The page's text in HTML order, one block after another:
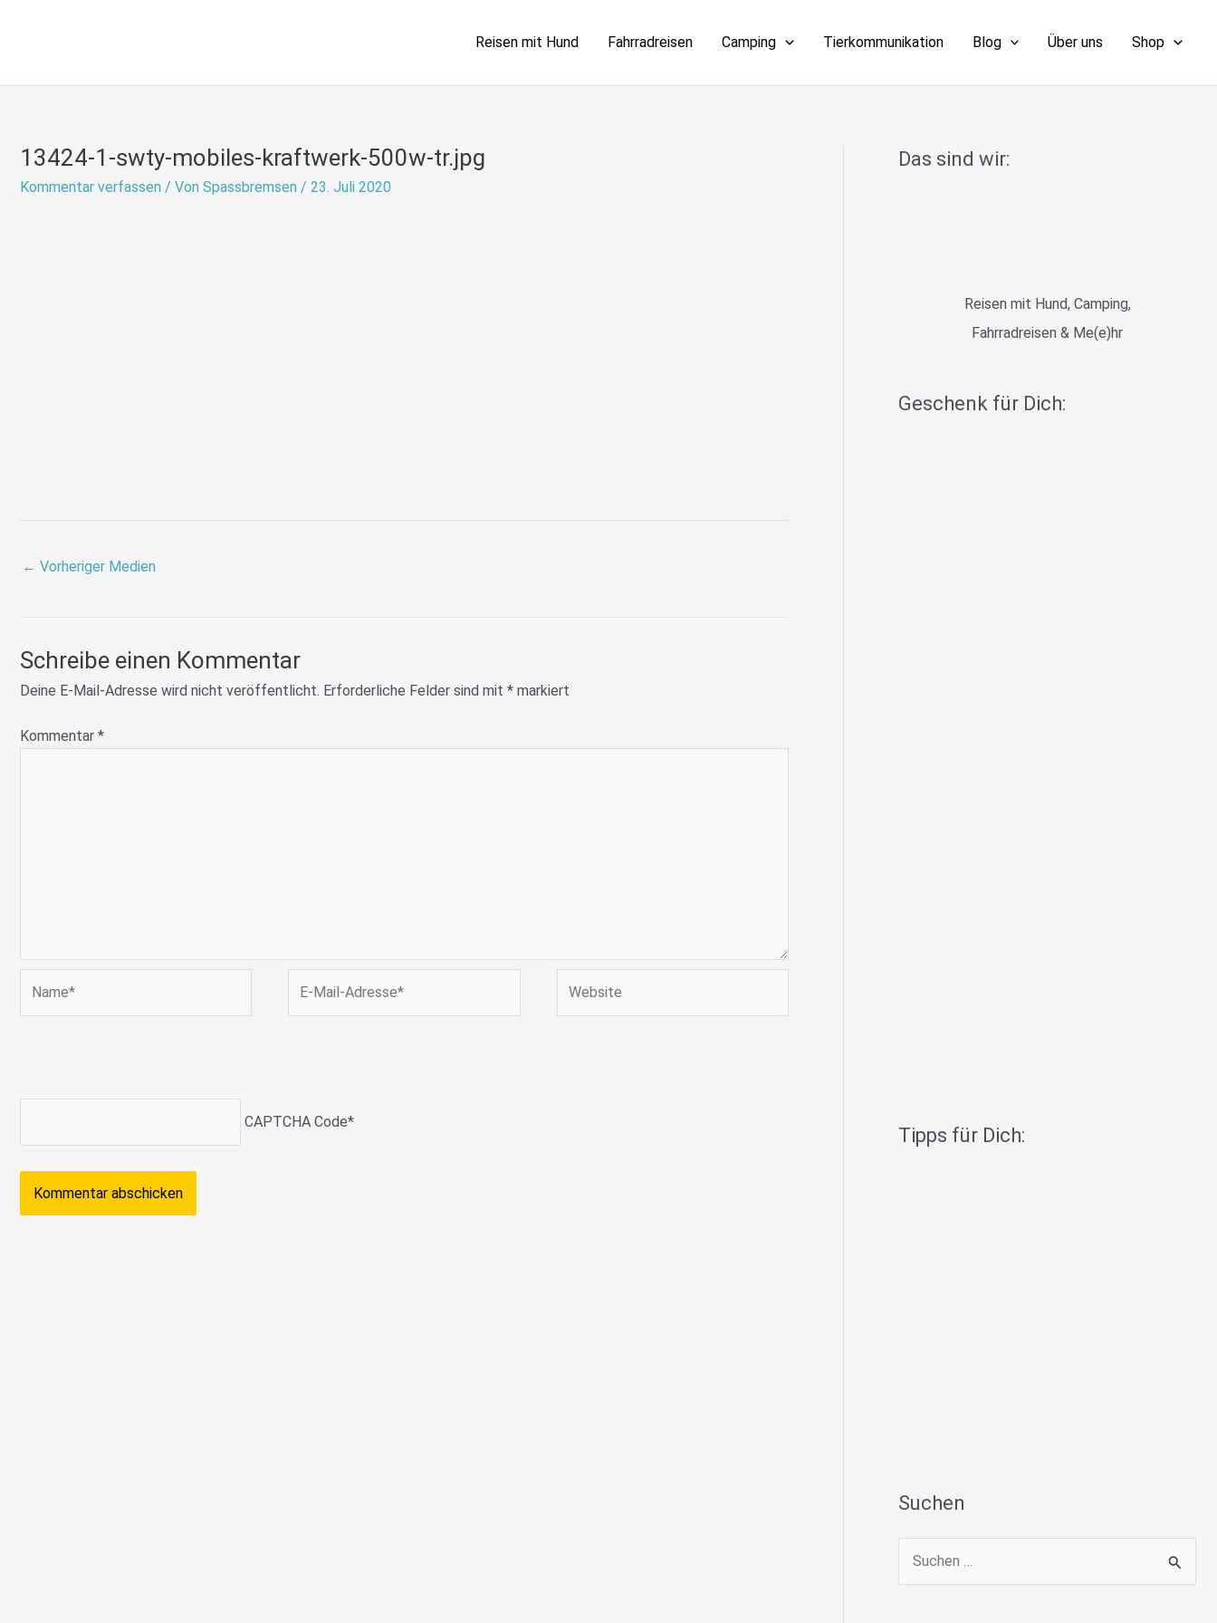
Reisen mit Hund Fahrradreisen Camping Tierkommunikation Blog Über uns Shop
13424-1-swty-mobiles-kraftwerk-500w-tr.jpg
Kommentar verfassen / Von Spassbremsen / 23. Juli 2020
← Vorheriger Medien
Schreibe einen Kommentar
Deine E-Mail-Adresse wird nicht veröffentlicht. Erforderliche Felder sind mit * markiert
Kommentar *
Mail-
CAPTCHA Code*
Das sind wir:
Reisen mit Hund, Camping,
Fahrradreisen & Me(e)hr
Geschenk für Dich:
Tipps für Dich:
Suchen